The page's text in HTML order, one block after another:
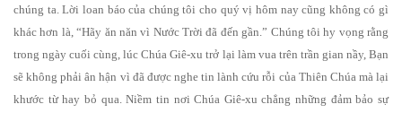
chúng ta. Lời loan báo của chúng tôi cho quý vị hôm nay cũng không có gì
khác hơn là, “Hãy ăn năn vì Nước Trời đã đến gần.” Chúng tôi hy vọng rằng
trong ngày cuối cùng, lúc Chúa Giê-xu trở lại làm vua trên trần gian nầy, Bạn
sẽ không phải ân hận vì đã được nghe tin lành cứu rỗi của Thiên Chúa mà lại
khước từ hay bỏ qua. Niềm tin nơi Chúa Giê-xu chẳng những đảm bảo sự